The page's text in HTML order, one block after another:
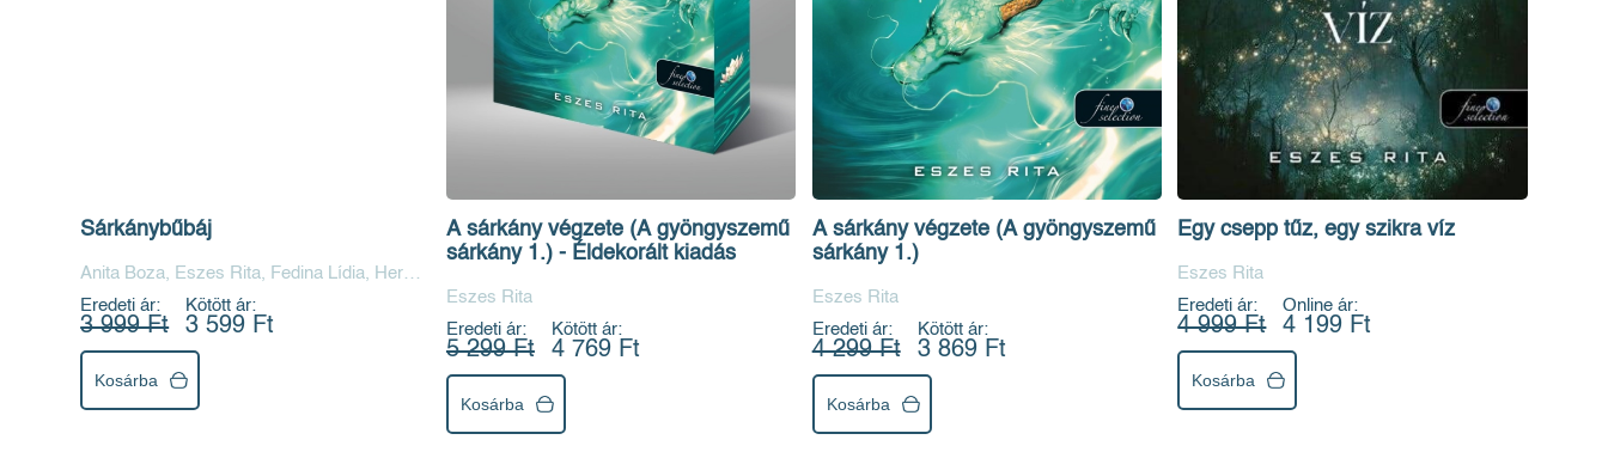
Sárkánybűbáj
Anita Boza, Eszes Rita, Fedina Lídia, Hercz
Júlia, Heteira, Livits Réka, On Sai, Rácz-
Stefán Tibor, Rezeda Réka, Szabó Krisztina
Eredeti ár:
3 999 Ft
Kötött ár:
3 599 Ft
Kosárba
A sárkány végzete (A gyöngyszemű
sárkány 1.) - Éldekorált kiadás
Eszes Rita
Eredeti ár:
5 299 Ft
Kötött ár:
4 769 Ft
Kosárba
A sárkány végzete (A gyöngyszemű
sárkány 1.)
Eszes Rita
Eredeti ár:
4 299 Ft
Kötött ár:
3 869 Ft
Kosárba
Egy csepp tűz, egy szikra víz
Eszes Rita
Eredeti ár:
4 999 Ft
Online ár:
4 199 Ft
Kosárba